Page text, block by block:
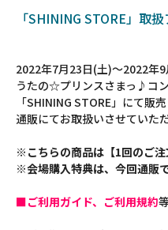
「SHINING STORE」取
2022年7月23日(土)～2022年
うたの☆プリンスさまっ♪コ
「SHINING STORE」にて販
通販にてお取扱いさせていただ
※こちらの商品は【1回のご注
※会場購入特典は、今回通販
■ご利用ガイド、ご利用規約